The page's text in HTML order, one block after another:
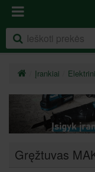
Įrankiai
Gręžtuvas